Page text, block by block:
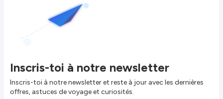
Inscris-toi à notre newsletter
Inscris-toi à notre newsletter et reste à jour avec les dernières
offres, astuces de voyage et curiosités.